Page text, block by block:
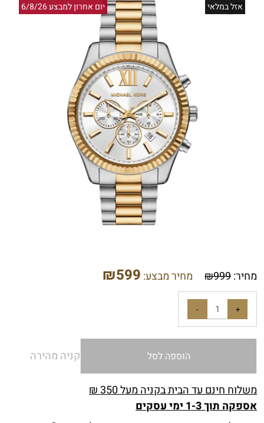
יום אחרון למבצע 6/8/26 אזל במלאי
מחיר: ₪999 מחיר מבצע: ₪599
הוספה לסל קניה מהירה
משלוח חינם עד הבית בקניה מעל 350 ₪
אספקה תוך 1-3 ימי עסקים